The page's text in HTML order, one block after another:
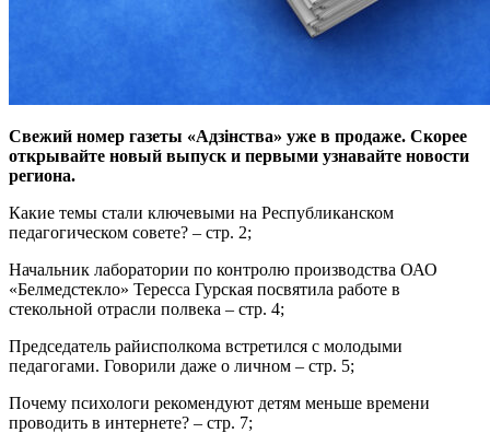
Свежий номер газеты «Адзінства» уже в продаже. Скорее
открывайте новый выпуск и первыми узнавайте новости
региона.
Какие темы стали ключевыми на Республиканском
педагогическом совете? – стр. 2;
Начальник лаборатории по контролю производства ОАО
«Белмедстекло» Тересса Гурская посвятила работе в
стекольной отрасли полвека – стр. 4;
Председатель райисполкома встретился с молодыми
педагогами. Говорили даже о личном – стр. 5;
Почему психологи рекомендуют детям меньше времени
проводить в интернете? – стр. 7;